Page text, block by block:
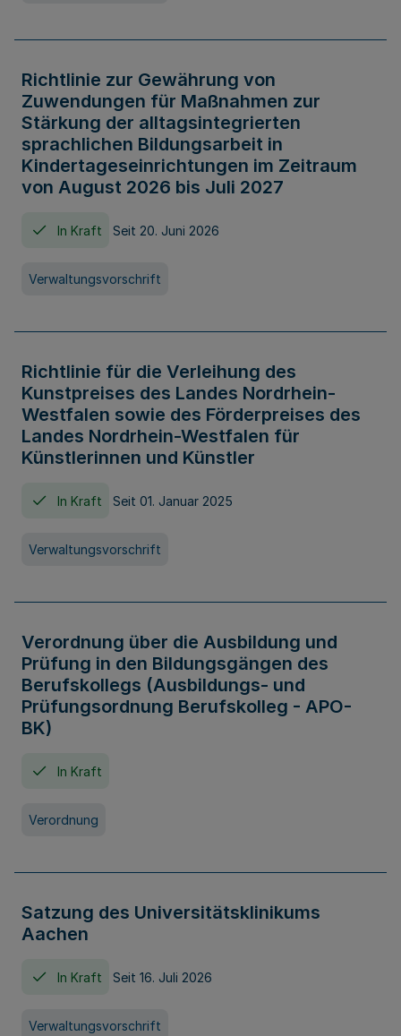
Richtlinie zur Gewährung von
Zuwendungen für Maßnahmen zur
Stärkung der alltagsintegrierten
sprachlichen Bildungsarbeit in
Kindertageseinrichtungen im Zeitraum
von August 2026 bis Juli 2027
In Kraft Seit 20. Juni 2026
Verwaltungsvorschrift
Richtlinie für die Verleihung des
Kunstpreises des Landes Nordrhein-
Westfalen sowie des Förderpreises des
Landes Nordrhein-Westfalen für
Künstlerinnen und Künstler
In Kraft Seit 01. Januar 2025
Verwaltungsvorschrift
Verordnung über die Ausbildung und
Prüfung in den Bildungsgängen des
Berufskollegs (Ausbildungs- und
Prüfungsordnung Berufskolleg - APO-
BK)
In Kraft
Verordnung
Satzung des Universitätsklinikums
Aachen
In Kraft Seit 16. Juli 2026
Verwaltungsvorschrift